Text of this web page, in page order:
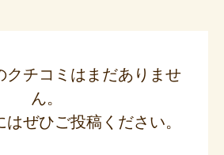
クチコミはまだありませ
ん。
ぜひご投稿ください。